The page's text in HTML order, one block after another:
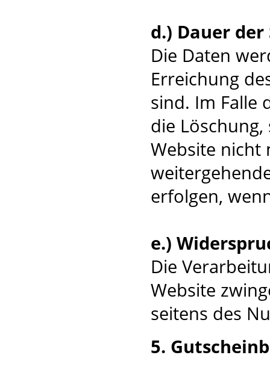
d.) Dauer
Die Daten
Erreichung
sind. Im Falle
die
Website nicht
erfolgen,
e.)
Die
Website
seitens des
5.